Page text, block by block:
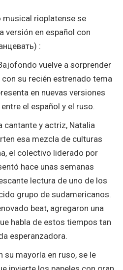
musical rioplatense se
versión en español con
:
vuelve a sorprender
con su recién estrenado tema
en nuevas versiones
el español y el ruso.
cantante y actriz, Natalia
esa mezcla de culturas
el colectivo liderado por
hace unas semanas
lectura de uno de los
grupo de sudamericanos.
beat, agregaron una
habla de estos tiempos tan
esperanzadora.
su mayoría en ruso, se le